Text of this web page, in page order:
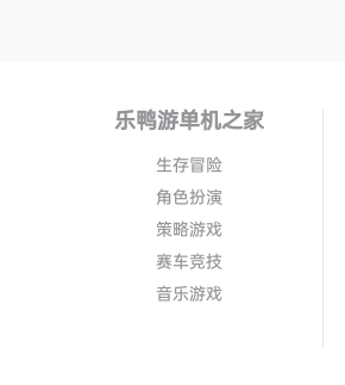
乐鸭游单机之家
生存冒险
角色扮演
策略游戏
赛车竞技
音乐游戏